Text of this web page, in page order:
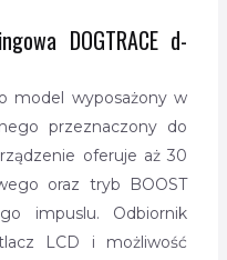
DOGTRACE d-
model wyposażony w
przeznaczony do
oferuje aż 30
oraz tryb BOOST
impuslu. Odbiornik
LCD i możliwość